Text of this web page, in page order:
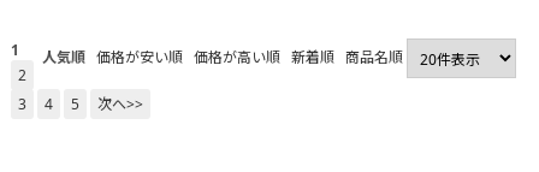
人気順 価格が安い順 価格が高い順 新着順 商品名順
1
2
3
4 5 次へ>>